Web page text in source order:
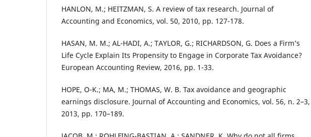
HANLON, M.; HEITZMAN, S. A review of tax research. Journal of
Accounting and Economics, vol. 50, 2010, pp. 127-178.
HASAN, M. M.; AL-HADI, A.; TAYLOR, G.; RICHARDSON, G. Does a Firm’s
Life Cycle Explain Its Propensity to Engage in Corporate Tax Avoidance?
European Accounting Review, 2016, pp. 1-33.
HOPE, O-K.; MA, M.; THOMAS, W. B. Tax avoidance and geographic
earnings disclosure. Journal of Accounting and Economics, vol. 56, n. 2–3,
2013, pp. 170–189.